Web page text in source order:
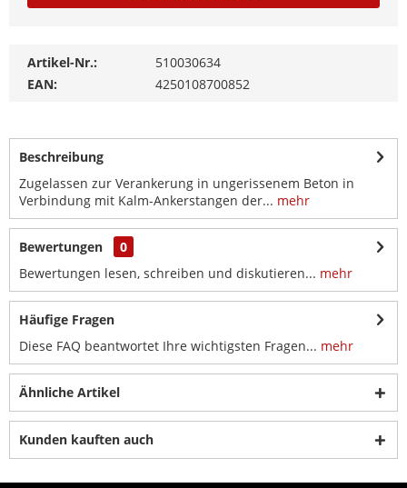
Artikel-Nr.:
510030634
EAN:
4250108700852
Beschreibung
Zugelassen zur Verankerung in ungerissenem Beton in
Verbindung mit Kalm-Ankerstangen der... mehr
Bewertungen
0
Bewertungen lesen, schreiben und diskutieren... mehr
Häufige Fragen
Diese FAQ beantwortet Ihre wichtigsten Fragen... mehr
Ähnliche Artikel
Kunden kauften auch